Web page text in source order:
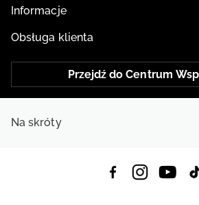
Informacje
Obsługa klienta
Przejdź do Centrum
Na skróty